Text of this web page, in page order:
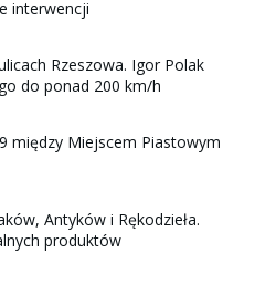
interwencji
Rzeszowa. Igor Polak
do ponad 200 km/h
między Miejscem Piastowym
Antyków i Rękodzieła.
produktów